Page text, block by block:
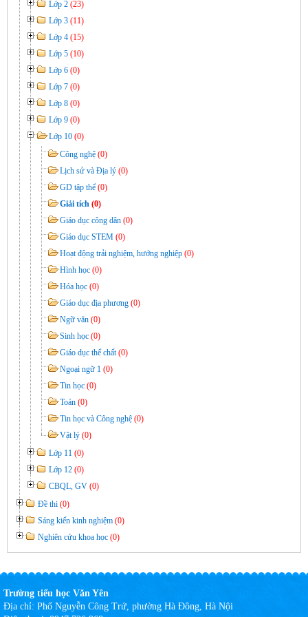
Lớp 2 (23)
Lớp 3 (11)
Lớp 4 (15)
Lớp 5 (10)
Lớp 6 (0)
Lớp 7 (0)
Lớp 8 (0)
Lớp 9 (0)
Lớp 10 (0)
Công nghệ (0)
Lịch sử và Địa lý (0)
GD tập thể(0)
Giải tích (0)
Giáo dục công dân (0)
Giáo dục STEM (0)
Hoạt động trải nghiệm, hướng nghiệp (0)
Hình học (0)
Hóa học (0)
Giáo dục địa phương (0)
Ngữ văn (0)
Sinh học (0)
Giáo dục thể chất (0)
Ngoại ngữ 1 (0)
Tin học (0)
Toán (0)
Tin học và Công nghệ (0)
Vật lý (0)
Lớp 11 (0)
Lớp 12 (0)
CBQL, GV (0)
Đề thi (0)
Sáng kiến kinh nghiệm (0)
Nghiên cứu khoa học (0)
Trường tiểu học Văn Yên
Địa chỉ: Phố Nguyễn Công Trứ, phường Hà Đông, Hà Nội